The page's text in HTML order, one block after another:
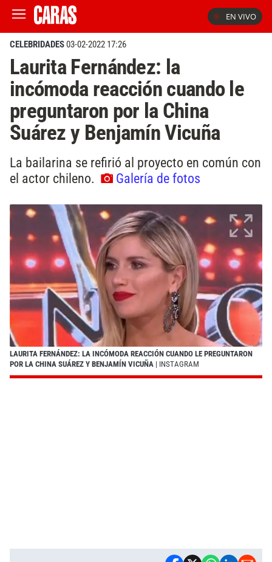
EN VIVO
CELEBRIDADES03-02-2022 17:26
Laurita Fernández: la
incómoda reacción cuando le
preguntaron por la China
Suárez y Benjamín Vicuña
La bailarina se refirió al proyecto en común con
el actor chileno.
Galería de fotos
LAURITA FERNÁNDEZ: LA INCÓMODA REACCIÓN CUANDO LE PREGUNTARON
POR LA CHINA SUÁREZ Y BENJAMÍN VICUÑA | INSTAGRAM